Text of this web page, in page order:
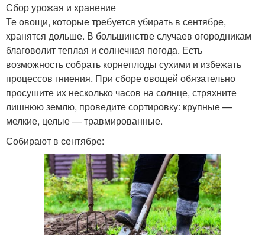
Сбор урожая и хранение
Те овощи, которые требуется убирать в сентябре,
хранятся дольше. В большинстве случаев огородникам
благоволит теплая и солнечная погода. Есть
возможность собрать корнеплоды сухими и избежать
процессов гниения. При сборе овощей обязательно
просушите их несколько часов на солнце, стряхните
лишнюю землю, проведите сортировку: крупные —
мелкие, целые — травмированные.
Собирают в сентябре: